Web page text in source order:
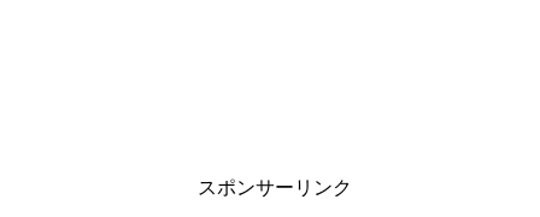
スポンサーリンク